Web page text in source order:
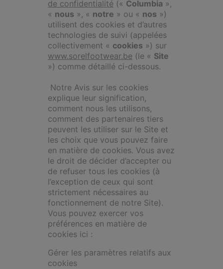
de confidentialité (« Columbia »,
« nous », « notre » ou « nos »)
utilisent des cookies et d’autres
technologies de suivi (appelées
collectivement « cookies ») sur
www.sorelfootwear.be (le « Site
») comme détaillé ci-dessous.
Notre Avis sur les cookies
explique leur signification,
comment nous les utilisons,
comment des partenaires tiers
peuvent les utiliser sur le Site et
les choix que vous pouvez faire
en matière de cookies. Vous avez
le droit de décider d’accepter ou
de refuser tous les cookies (à
l’exception de ceux qui sont
strictement nécessaires au
fonctionnement de notre Site).
Vous pouvez exercer vos
préférences en matière de
cookies ici :
Gérer les paramètres relatifs aux
cookies